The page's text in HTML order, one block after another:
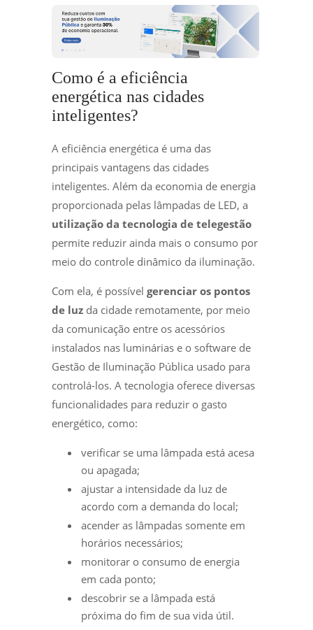
Como é a eficiência
energética nas cidades
inteligentes?
A eficiência energética é uma das
principais vantagens das cidades
inteligentes. Além da economia de energia
proporcionada pelas lâmpadas de LED, a
utilização da tecnologia de telegestão
permite reduzir ainda mais o consumo por
meio do controle dinâmico da iluminação.
Com ela, é possível gerenciar os pontos
de luz da cidade remotamente, por meio
da comunicação entre os acessórios
instalados nas luminárias e o software de
Gestão de Iluminação Pública usado para
controlá-los. A tecnologia oferece diversas
funcionalidades para reduzir o gasto
energético, como:
verificar se uma lâmpada está acesa
ou apagada;
ajustar a intensidade da luz de
acordo com a demanda do local;
acender as lâmpadas somente em
horários necessários;
monitorar o consumo de energia
em cada ponto;
descobrir se a lâmpada está
próxima do fim de sua vida útil.